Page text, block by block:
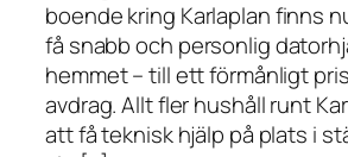
boende kring Karlaplan finns
få snabb och personlig
hemmet – till ett förmånligt
avdrag. Allt fler hushåll runt
att få teknisk hjälp på plats i